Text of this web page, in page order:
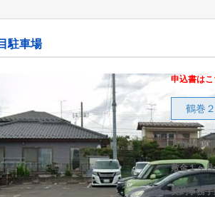
駐車場
申込書はこ
鶴巻
月額5,500
敷金１ヶ
契約事務